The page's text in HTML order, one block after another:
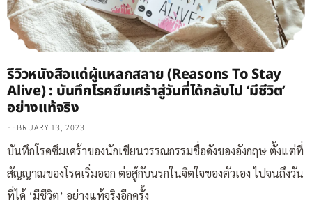
รีวิวหนังสือแด่ผู้แหลกสลาย (Reasons To Stay
Alive) : บันทึกโรคซึมเศร้าสู่วันที่ได้กลับไป ‘มีชีวิต’
อย่างแท้จริง
FEBRUARY 13, 2023
บันทึกโรคซึมเศร้าของนักเขียนวรรณกรรมชื่อดังของอังกฤษ ตั้งแต่ที่
สัญญาณของโรคเริ่มออก ต่อสู้กับนรกในจิตใจของตัวเอง ไปจนถึงวัน
ที่ได้ ‘มีชีวิต’ อย่างแท้จริงอีกครั้ง